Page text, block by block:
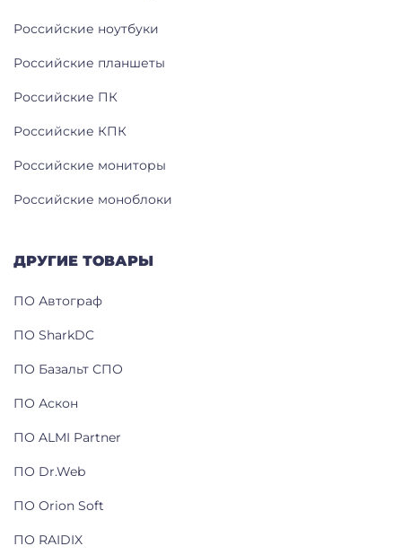
Российские ноутбуки
Российские планшеты
Российские ПК
Российские КПК
Российские мониторы
Российские моноблоки
ДРУГИЕ ТОВАРЫ
ПО Автограф
ПО SharkDC
ПО Базальт СПО
ПО Аскон
ПО ALMI Partner
ПО Dr.Web
ПО Orion Soft
ПО RAIDIX